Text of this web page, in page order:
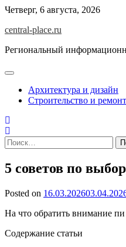
Skip
content
Четверг, 6 августа, 2026
central-place.ru
Региональный
Архитектура и дизайн
Строительство и ремонт
Найти:
5 советов по
Posted on 16.03.2026
На что обратить внимание
Содержание статьи